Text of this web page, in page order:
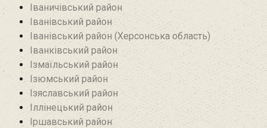
Іваничівський район‎
Іванівський район
Іванівський район (Херсонська область)
Іванківський район
Ізмаїльський район
Ізюмський район
Ізяславський район
Іллінецький район
Іршавський район